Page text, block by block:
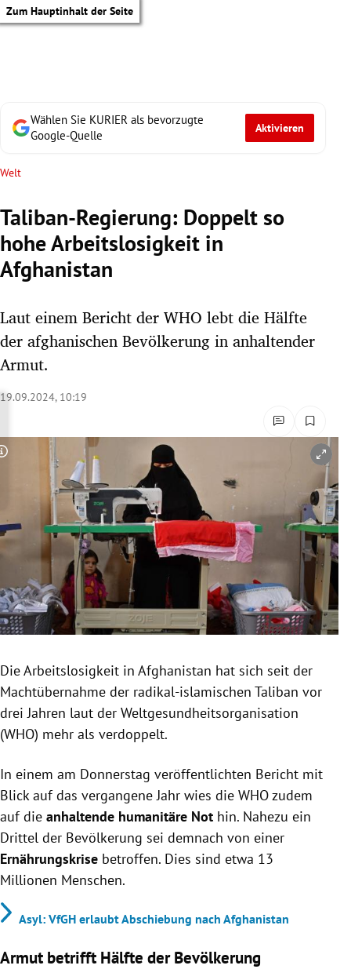
Zum Hauptinhalt der Seite
Untermenü
Untermenü
Untermenü
Untermenü
Untermenü
Untermenü
Untermenü
Untermenü
Untermenü
Wählen Sie KURIER als bevorzugte
Google-Quelle
Aktivieren
Welt
Taliban-Regierung: Doppelt so
hohe Arbeitslosigkeit in
Afghanistan
Laut einem Bericht der WHO lebt die Hälfte
der afghanischen Bevölkerung in anhaltender
Armut.
19.09.2024, 10:19
Copyright-Hinweis öffnen/schließen
Die Arbeitslosigkeit in Afghanistan hat sich seit der
Machtübernahme der radikal-islamischen Taliban vor
drei Jahren laut der Weltgesundheitsorganisation
(WHO) mehr als verdoppelt.
In einem am Donnerstag veröffentlichten Bericht mit
Blick auf das vergangene Jahr wies die WHO zudem
auf die anhaltende humanitäre Not hin. Nahezu ein
Drittel der Bevölkerung sei demnach von einer
Ernährungskrise betroffen. Dies sind etwa 13
Millionen Menschen.
Asyl: VfGH erlaubt Abschiebung nach Afghanistan
Armut betrifft Hälfte der Bevölkerung